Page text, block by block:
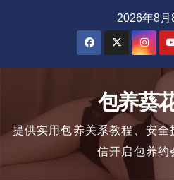
2026年8月
包养葵
提供实用包养关系教程、安全
信开启包养约